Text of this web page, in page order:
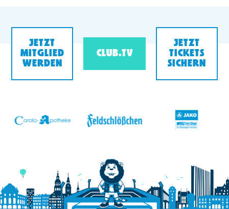
JETZT
MITGLIED
WERDEN
CLUB.TV
JETZT
TICKETS
SICHERN